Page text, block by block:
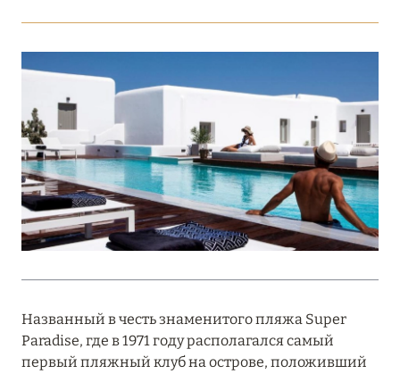
18 мая 2026
THE ST. REGIS MALDIVES VOMMULI:
МАНИФЕСТ ЭСТЕТИКИ В САМОМ СЕРДЦЕ
ОКЕАНА
Подробнее
27 апреля 2026
Подробнее
Названный в честь знаменитого пляжа Super
Paradise, где в 1971 году располагался самый
первый пляжный клуб на острове, положивший